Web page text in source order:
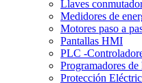
Llaves
Medidores de
Motores paso a
Pantallas HMI
PLC -
Programadores
Protección